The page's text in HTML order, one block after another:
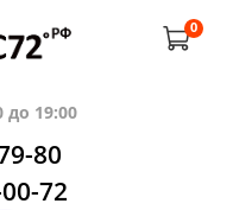
0
до 19:00
80
72